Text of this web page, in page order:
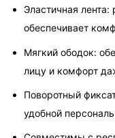
Эластичная
обеспечивает
Мягкий ободок:
лицу и комфорт
Поворотный
удобной